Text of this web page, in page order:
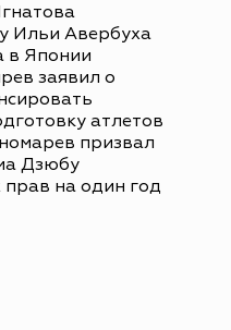
Ильи Авербуха
в Японии
заявил о
атлетов
призвал
Дзюбу
прав на один год